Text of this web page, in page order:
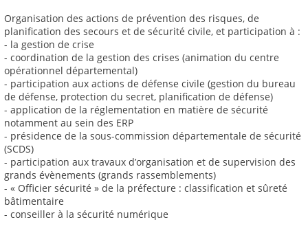
Organisation des actions de prévention des risques, de
planification des secours et de sécurité civile, et participation à :
- la gestion de crise
- coordination de la gestion des crises (animation du centre
opérationnel départemental)
- participation aux actions de défense civile (gestion du bureau
de défense, protection du secret, planification de défense)
- application de la réglementation en matière de sécurité
notamment au sein des ERP
- présidence de la sous-commission départementale de sécurité
(SCDS)
- participation aux travaux d’organisation et de supervision des
grands évènements (grands rassemblements)
- « Officier sécurité » de la préfecture : classification et sûreté
bâtimentaire
- conseiller à la sécurité numérique